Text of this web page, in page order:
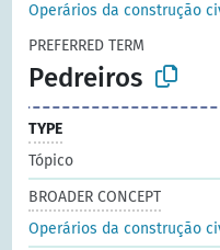
Operários da construção
PREFERRED TERM
Pedreiros
TYPE
Tópico
BROADER CONCEPT
Operários da construção